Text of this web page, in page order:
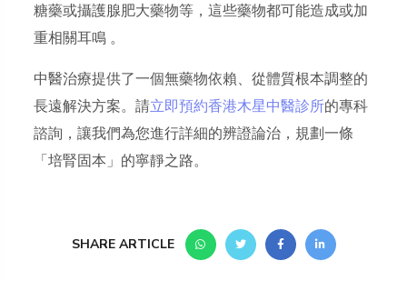
糖藥或攝護腺肥大藥物等，這些藥物都可能造成或加
重相關耳鳴 。
中醫治療提供了一個無藥物依賴、從體質根本調整的
長遠解決方案。請立即預約香港木星中醫診所的專科
諮詢，讓我們為您進行詳細的辨證論治，規劃一條
「培腎固本」的寧靜之路。
SHARE ARTICLE